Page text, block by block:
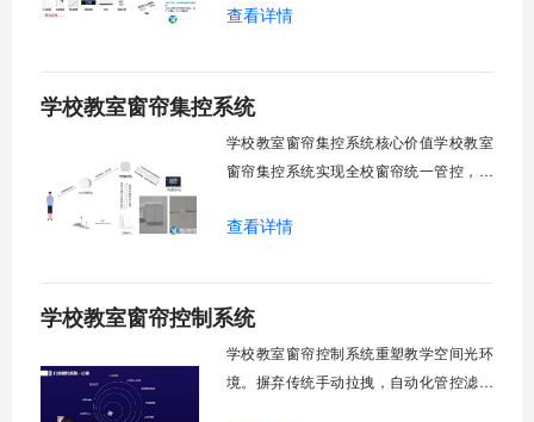
领域，打造教室风扇控制系统，实现温度
分组联动、安全防护六大模块一体化运
行，为学校提供精细化风扇管理方案。
查看详情
学校教室窗帘集控系统
学校教室窗帘集控系统核心价值学校教室
窗帘集控系统实现全校窗帘统一管控，提
能化改造后，一键完成全校窗帘开合，节
生视力健康，营造舒适教学环境。节能减
排效果显著，延长窗帘使用寿命，降低学
查看详情
学校教室窗帘控制系统
学校教室窗帘控制系统重塑教学空间光环
境。摒弃传统手动拉拽，自动化管控滤除